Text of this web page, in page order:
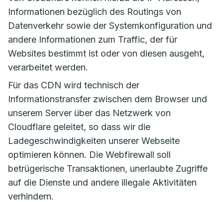
Informationen bezüglich des Routings von
Datenverkehr sowie der Systemkonfiguration und
andere Informationen zum Traffic, der für
Websites bestimmt ist oder von diesen ausgeht,
verarbeitet werden.
Für das CDN wird technisch der
Informationstransfer zwischen dem Browser und
unserem Server über das Netzwerk von
Cloudflare geleitet, so dass wir die
Ladegeschwindigkeiten unserer Webseite
optimieren können. Die Webfirewall soll
betrügerische Transaktionen, unerlaubte Zugriffe
auf die Dienste und andere illegale Aktivitäten
verhindern.